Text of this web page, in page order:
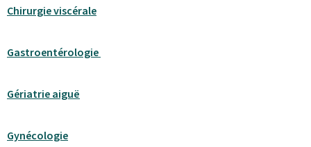
Chirurgie viscérale
Gastroentérologie
Gériatrie aiguë
Gynécologie